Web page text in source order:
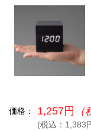
価格： 1,257円 （
(税込：1,383